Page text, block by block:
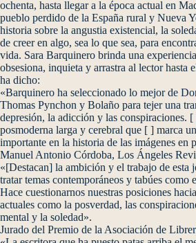
ochenta, hasta llegar a la época actual en
pueblo perdido de la España rural y Nueva
historia sobre la angustia existencial, la
de creer en algo, sea lo que sea, para
vida. Sara Barquinero brinda una
obsesiona, inquieta y arrastra al lector hasta
ha dicho:
«Barquinero ha seleccionado lo mejor de
Thomas Pynchon y Bolaño para tejer una
depresión, la adicción y las conspiraciones.
posmoderna larga y cerebral que [ ] marca
importante en la historia de las imágenes en
Manuel Antonio Córdoba, Los Ángeles
«[Destacan] la ambición y el trabajo de esta
tratar temas contemporáneos y tabúes
Hace cuestionarnos nuestras posiciones
actuales como la posverdad, las
mental y la soledad».
Jurado del Premio de la Asociación de